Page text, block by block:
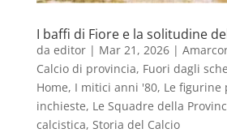
I baffi di Fiore e la solitudine
da editor| Mar 21, 2026|
Calcio di provincia, Fuori dagli
Home, I mitici anni '80, Le figurine
inchieste, Le Squadre della
calcistica, Storia del Calcio